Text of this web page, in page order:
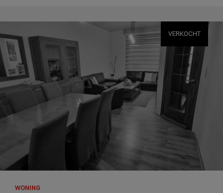
VERKOCHT
WONING